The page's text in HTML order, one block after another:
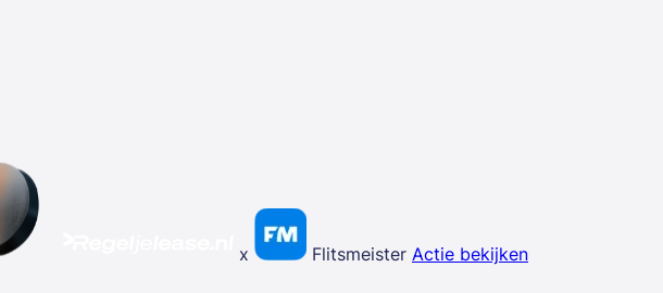
x Flitsmeister Actie bekijken